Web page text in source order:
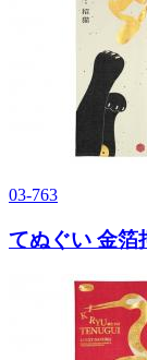
03-763
てぬぐい 金箔